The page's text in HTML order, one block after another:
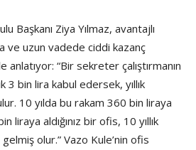
Başkanı Ziya Yılmaz, avantajlı
ve uzun vadede ciddi kazanç
anlatıyor: “Bir sekreter çalıştırmanın
3 bin lira kabul edersek, yıllık
10 yılda bu rakam 360 bin liraya
liraya aldığınız bir ofis, 10 yıllık
olur.” Vazo Kule’nin ofis